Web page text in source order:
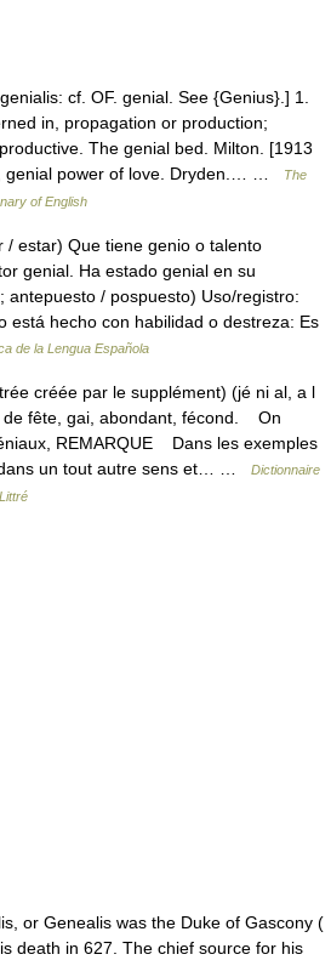
cf. OF. genial. See {Genius}.] 1.
in, propagation or production;
The genial bed. Milton. [1913
genial power of love. Dryden.… …
The
of English
estar) Que tiene genio o talento
genial. Ha estado genial en su
antepuesto / pospuesto) Uso/registro:
está hecho con habilidad o destreza: Es
de la Lengua Española
créée par le supplément) (jé ni al, a l
de fête, gai, abondant, fécond. On
REMARQUE Dans les exemples
un tout autre sens et… …
Dictionnaire
or Genealis was the Duke of Gascony (
death in 627. The chief source for his